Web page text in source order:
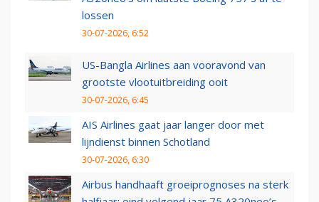
lossen
30-07-2026, 6:52
US-Bangla Airlines aan vooravond van
grootste vlootuitbreiding ooit
30-07-2026, 6:45
AIS Airlines gaat jaar langer door met
lijndienst binnen Schotland
30-07-2026, 6:30
Airbus handhaaft groeiprognoses na sterk